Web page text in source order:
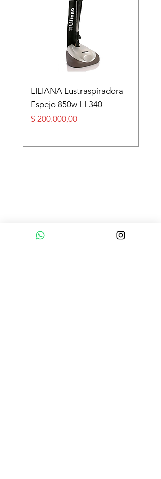
LILIANA Lustraspiradora
Espejo 850w LL340
Precio
$ 200.000,00